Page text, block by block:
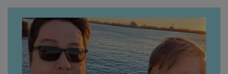
artistă i-a lăsat MASCĂ
pe toți. De data aceasta,
chiar a rupt tăcerea:
”Poate că aveam să ne
spunem, să ne...”